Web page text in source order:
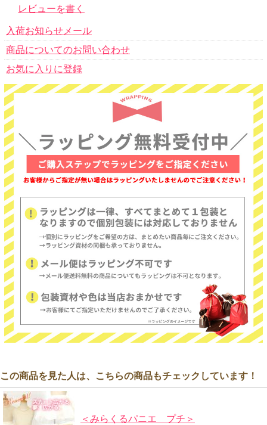
レビューを書く
入荷お知らせメール
商品についてのお問い合わせ
お気に入りに登録
この商品を見た人は、こちらの商品もチェックしています！
＜みらくるパニエ プチ＞